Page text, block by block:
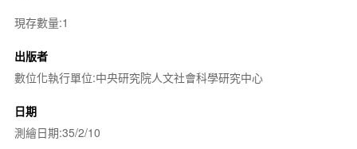
現存數量:1
出版者
數位化執行單位:中央研究院人文社會科學研究中心
日期
測繪日期:35/2/10